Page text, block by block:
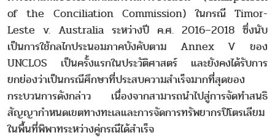
of the Conciliation Commission) ในกรณี Timor-
Leste v. Australia ระหว่างปี ค.ศ. 2016–2018 ซึ่งนับ
เป็นการใช้กลไกประนอมภาคบังคับตาม Annex V ของ
UNCLOS เป็นครั้งแรกในประวัติศาสตร์ และยังคงได้รับการ
ยกย่องว่าเป็นกรณีศึกษาที่ประสบความสำเร็จมากที่สุดของ
กระบวนการดังกล่าว เนื่องจากสามารถนำไปสู่การจัดทำสนธิ
สัญญากำหนดเขตทางทะเลและการจัดการทรัพยากรปิโตรเลียม
ในพื้นที่พิพาทระหว่างคู่กรณีได้สำเร็จ